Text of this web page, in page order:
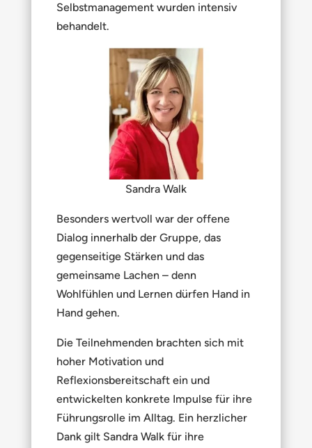
Selbstmanagement wurden intensiv
behandelt.
Sandra Walk
Besonders wertvoll war der offene
Dialog innerhalb der Gruppe, das
gegenseitige Stärken und das
gemeinsame Lachen – denn
Wohlfühlen und Lernen dürfen Hand in
Hand gehen.
Die Teilnehmenden brachten sich mit
hoher Motivation und
Reflexionsbereitschaft ein und
entwickelten konkrete Impulse für ihre
Führungsrolle im Alltag. Ein herzlicher
Dank gilt Sandra Walk für ihre